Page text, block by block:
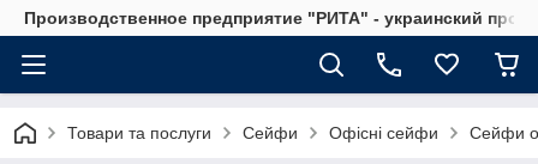
Производственное предприятие "РИТА" - украинский
Товари та послуги Сейфи Офісні сейфи Сейфи